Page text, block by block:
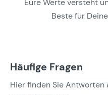
Eure Werte versteht
Beste für
Häufige Fragen
Hier finden Sie Antworten